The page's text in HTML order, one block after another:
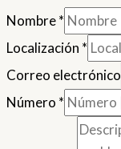
Nombre*
Localización *
Correo electrónico
Número *